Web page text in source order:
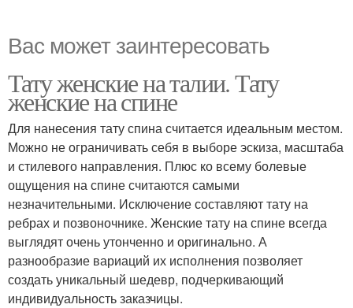
Вас может заинтересовать
Тату женские на талии. Тату
женские на спине
Для нанесения тату спина считается идеальным местом.
Можно не ограничивать себя в выборе эскиза, масштаба
и стилевого направления. Плюс ко всему болевые
ощущения на спине считаются самыми
незначительными. Исключение составляют тату на
ребрах и позвоночнике. Женские тату на спине всегда
выглядят очень утонченно и оригинально. А
разнообразие вариаций их исполнения позволяет
создать уникальный шедевр, подчеркивающий
индивидуальность заказчицы.